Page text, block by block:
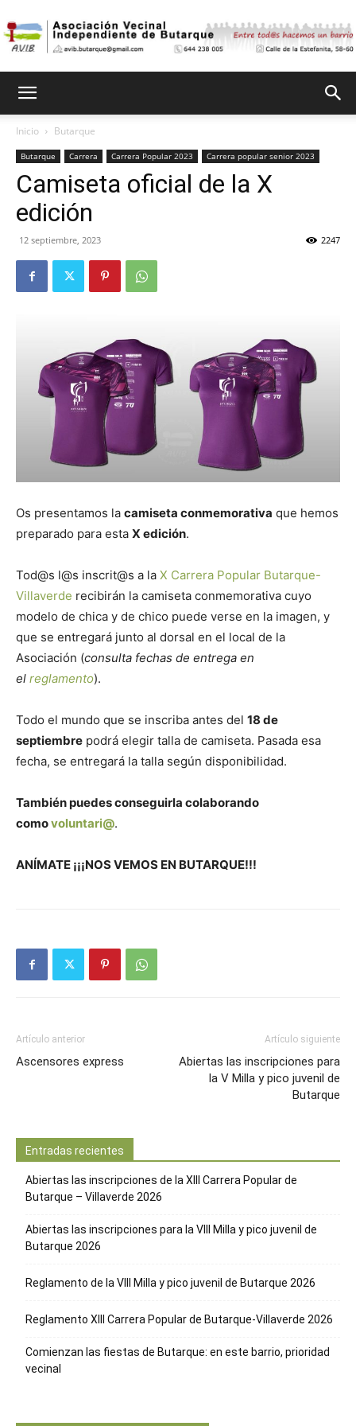
Vecinal
Butarque
Inicio Butarque
Butarque Carrera Carrera Popular 2023 Carrera popular senior 2023
Camiseta oficial de la X
edición
12 septiembre, 2023 2247
Os presentamos la camiseta conmemorativa que hemos
preparado para esta X edición.
Tod@s l@s inscrit@s a la X Carrera Popular Butarque-
Villaverde recibirán la camiseta conmemorativa cuyo
modelo de chica y de chico puede verse en la imagen, y
que se entregará junto al dorsal en el local de la
Asociación (consulta fechas de entrega en
el reglamento).
Todo el mundo que se inscriba antes del 18 de
septiembre podrá elegir talla de camiseta. Pasada esa
fecha, se entregará la talla según disponibilidad.
También puedes conseguirla colaborando
comovoluntari@.
ANÍMATE ¡¡¡NOS VEMOS EN BUTARQUE!!!
Artículo anterior
Ascensores express
Artículo siguiente
Abiertas las inscripciones para
la V Milla y pico juvenil de
Butarque
Entradas recientes
Abiertas las inscripciones de la XIII Carrera Popular de
Butarque – Villaverde 2026
Abiertas las inscripciones para la VIII Milla y pico juvenil de
Butarque 2026
Reglamento de la VIII Milla y pico juvenil de Butarque 2026
Reglamento XIII Carrera Popular de Butarque-Villaverde 2026
Comienzan las fiestas de Butarque: en este barrio, prioridad
vecinal